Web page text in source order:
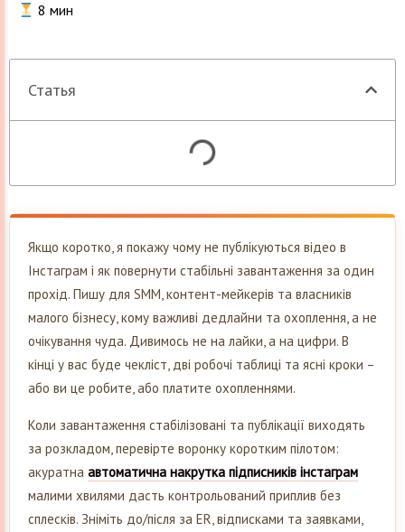
8 мин
Статья
Якщо коротко, я покажу чому не публікуються відео в
Інстаграм і як повернути стабільні завантаження за один
прохід. Пишу для SMM, контент-мейкерів та власників
малого бізнесу, кому важливі дедлайни та охоплення, а не
очікування чуда. Дивимось не на лайки, а на цифри. В
кінці у вас буде чекліст, дві робочі таблиці та ясні кроки –
або ви це робите, або платите охопленнями.
Коли завантаження стабілізовані та публікації виходять
за розкладом, перевірте воронку коротким пілотом:
акуратна автоматична накрутка підписників інстаграм
малими хвилями дасть контрольований приплив без
сплесків. Зніміть до/після за ER, відписками та заявками,